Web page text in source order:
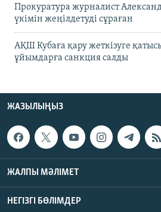
Прокуратура журналист
үкімін жеңілдетуді сұраған
АҚШ Кубаға қару жеткізуге
ұйымдарға санкция салды
ЖАЗЫЛЫҢЫЗ
ЖАЛПЫ МӘЛІМЕТ
НЕГІЗГІ БӨЛІМДЕР